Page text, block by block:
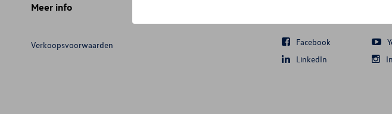
Meer info
Verkoopsvoorwaarden Facebook
LinkedIn